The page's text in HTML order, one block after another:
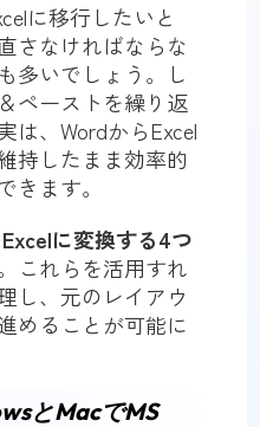
に移行したいと
さなければならな
多いでしょう。し
ペーストを繰り返
は、WordからExcel
持したまま効率的
きます。
に変換する4つ
これらを活用すれ
し、元のレイアウ
めることが可能に
とMacでMS